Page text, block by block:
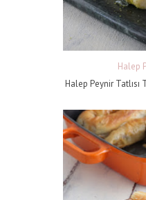
Halep
Halep Peynir Tatlısı